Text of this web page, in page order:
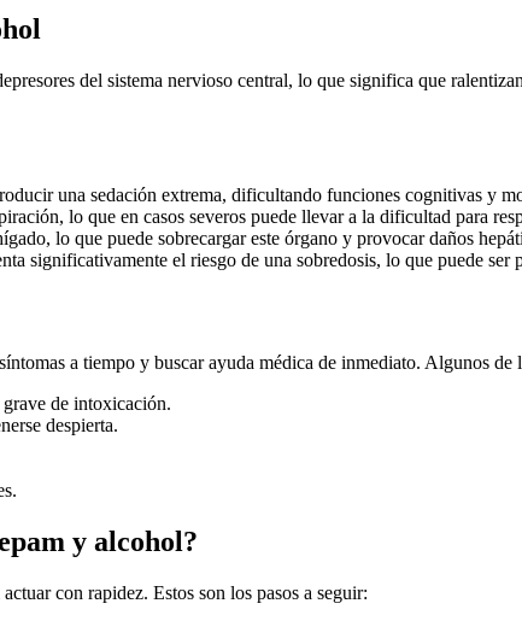
del sistema nervioso central, lo que significa que
una sedación extrema, dificultando funciones cognitivas y
lo que en casos severos puede llevar a la dificultad para
lo que puede sobrecargar este órgano y provocar daños
significativamente el riesgo de una sobredosis, lo que puede ser
a tiempo y buscar ayuda médica de inmediato. Algunos de
de intoxicación.
despierta.
y alcohol?
con rapidez. Estos son los pasos a seguir: